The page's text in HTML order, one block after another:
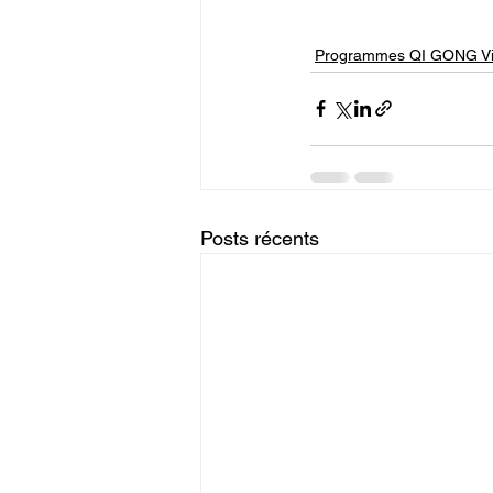
Programmes QI GONG
Posts récents